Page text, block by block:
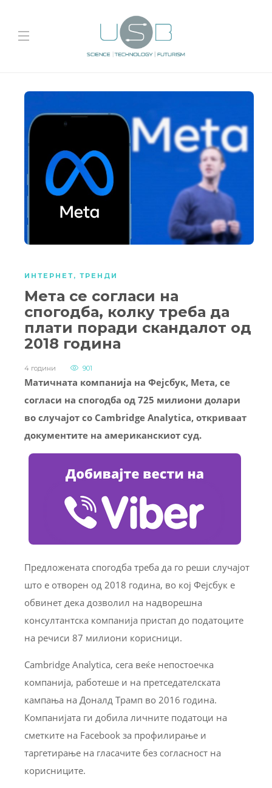
ИНТЕРНЕТ, ТРЕНДИ
Мета се согласи на
спогодба, колку треба да
плати поради скандалот од
2018 година
4 години 901
Матичната компанија на Фејсбук, Мета, се
согласи на спогодба од 725 милиони долари
во случајот со Cambridge Analytica, откриваат
документите на американскиот суд.
Предложената спогодба треба да го реши случајот
што е отворен од 2018 година, во кој Фејсбук е
обвинет дека дозволил на надворешна
консултантска компанија пристап до податоците
на речиси 87 милиони корисници.
Cambridge Analytica, сега веќе непостоечка
компанија, работеше и на претседателската
кампања на Доналд Трамп во 2016 година.
Компанијата ги добила личните податоци на
сметките на Facebook за профилирање и
таргетирање на гласачите без согласност на
корисниците.